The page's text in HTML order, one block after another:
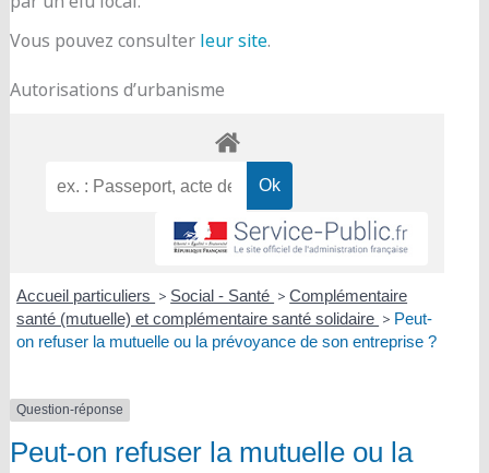
Vous pouvez consulter leur site.
Autorisations d’urbanisme
Accueil particuliers > Social - Santé > Complémentaire
santé (mutuelle) et complémentaire santé solidaire > Peut-
on refuser la mutuelle ou la prévoyance de son entreprise ?
Question-réponse
Peut-on refuser la mutuelle ou la